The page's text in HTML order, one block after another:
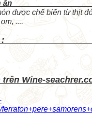
với món
được chế biến từ thịt
....
đánh
trên Wine-